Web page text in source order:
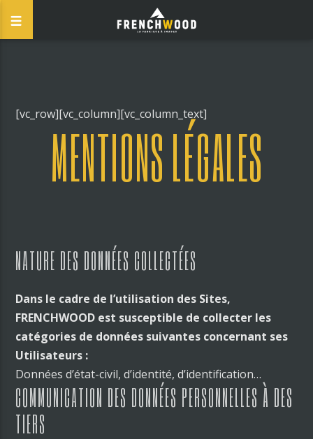
[vc_row][vc_column][vc_column_text]
MENTIONS LÉGALES
NATURE DES DONNÉES COLLECTÉES
Dans le cadre de l’utilisation des Sites,
FRENCHWOOD est susceptible de collecter les
catégories de données suivantes concernant ses
Utilisateurs :
Données d’état-civil, d’identité, d’identification…
COMMUNICATION DES DONNÉES PERSONNELLES À DES
TIERS